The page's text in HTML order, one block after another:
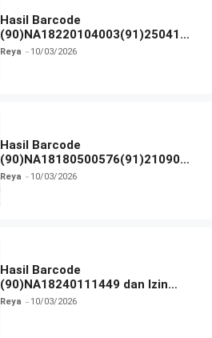
Hasil Barcode
(90)NA18220104003(91)250418
dan Izin BPOM
Reya 10/03/2026
Hasil Barcode
(90)NA18180500576(91)210906
dan Izin BPOM
Reya 10/03/2026
Hasil Barcode
(90)NA18240111449 dan Izin
BPOM
Reya 10/03/2026